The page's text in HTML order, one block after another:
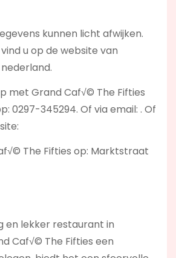
kunnen licht afwijken.
u op de website van
met Grand Caf√© The Fifties
0297-345294. Of via email: . Of
The Fifties op: Marktstraat
en lekker restaurant in
Caf√© The Fifties een